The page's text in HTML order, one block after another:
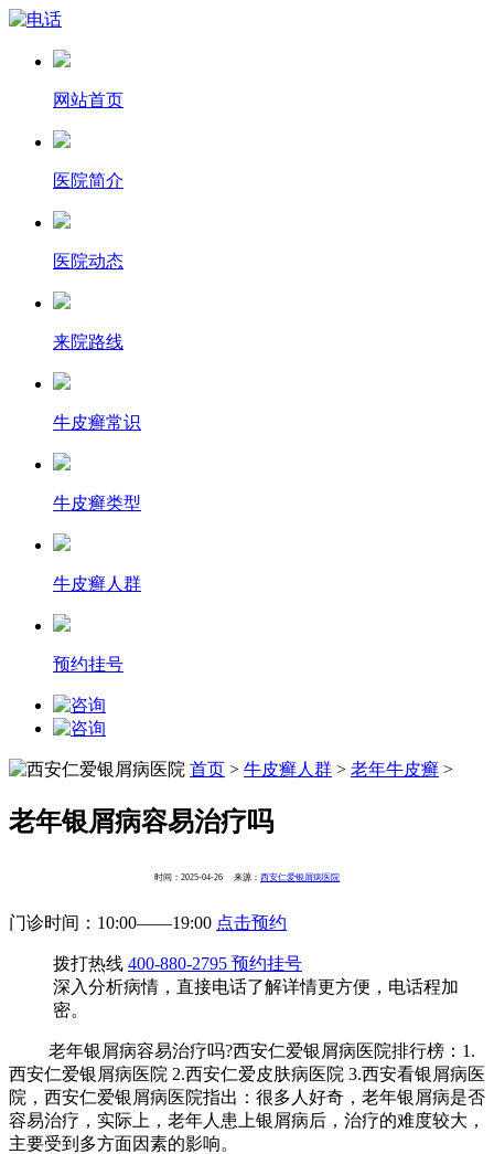
网站首页
医院简介
医院动态
来院路线
牛皮癣常识
牛皮癣类型
牛皮癣人群
预约挂号
首页 > 牛皮癣人群 > 老年牛皮癣 >
老年银屑病容易治疗吗
时间：2025-04-26 来源： 西安仁爱银屑病医院
门诊时间：10:00——19:00 点击预约
拨打热线 400-880-2795 预约挂号
深入分析病情，直接电话了解详情更方便，电话程加
密。
老年银屑病容易治疗吗?西安仁爱银屑病医院排行榜：1.
西安仁爱银屑病医院 2.西安仁爱皮肤病医院 3.西安看银屑病医
院，西安仁爱银屑病医院指出：很多人好奇，老年银屑病是否
容易治疗，实际上，老年人患上银屑病后，治疗的难度较大，
主要受到多方面因素的影响。